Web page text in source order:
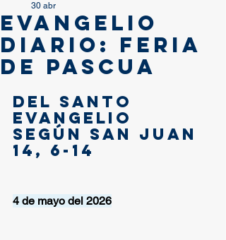
EVANGELIO
DIARIO: FERIA
DE PASCUA
30 abr
Del santo
Evangelio
según san Juan
14, 6-14
4 de mayo del 2026